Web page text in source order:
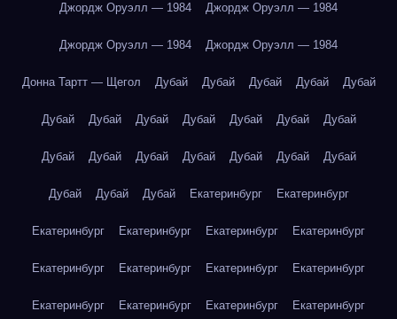
Джордж Оруэлл — 1984 Джордж Оруэлл — 1984
Джордж Оруэлл — 1984 Джордж Оруэлл — 1984
Донна Тартт — Щегол Дубай Дубай Дубай Дубай Дубай
Дубай Дубай Дубай Дубай Дубай Дубай Дубай
Дубай Дубай Дубай Дубай Дубай Дубай Дубай
Дубай Дубай Дубай Екатеринбург Екатеринбург
Екатеринбург Екатеринбург Екатеринбург Екатеринбург
Екатеринбург Екатеринбург Екатеринбург Екатеринбург
Екатеринбург Екатеринбург Екатеринбург Екатеринбург